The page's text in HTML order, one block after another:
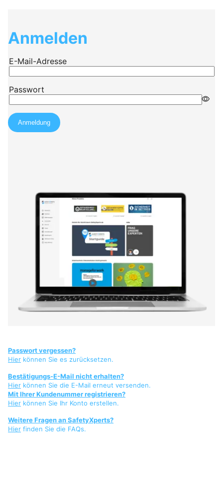
Anmelden
Passwort vergessen?
Hier können Sie es zurücksetzen.
Bestätigungs-E-Mail nicht erhalten?
Hier können Sie die E-Mail erneut versenden.
Mit Ihrer Kundenummer registrieren?
Hier können Sie Ihr Konto erstellen.
Weitere Fragen an SafetyXperts?
Hier finden Sie die FAQs.